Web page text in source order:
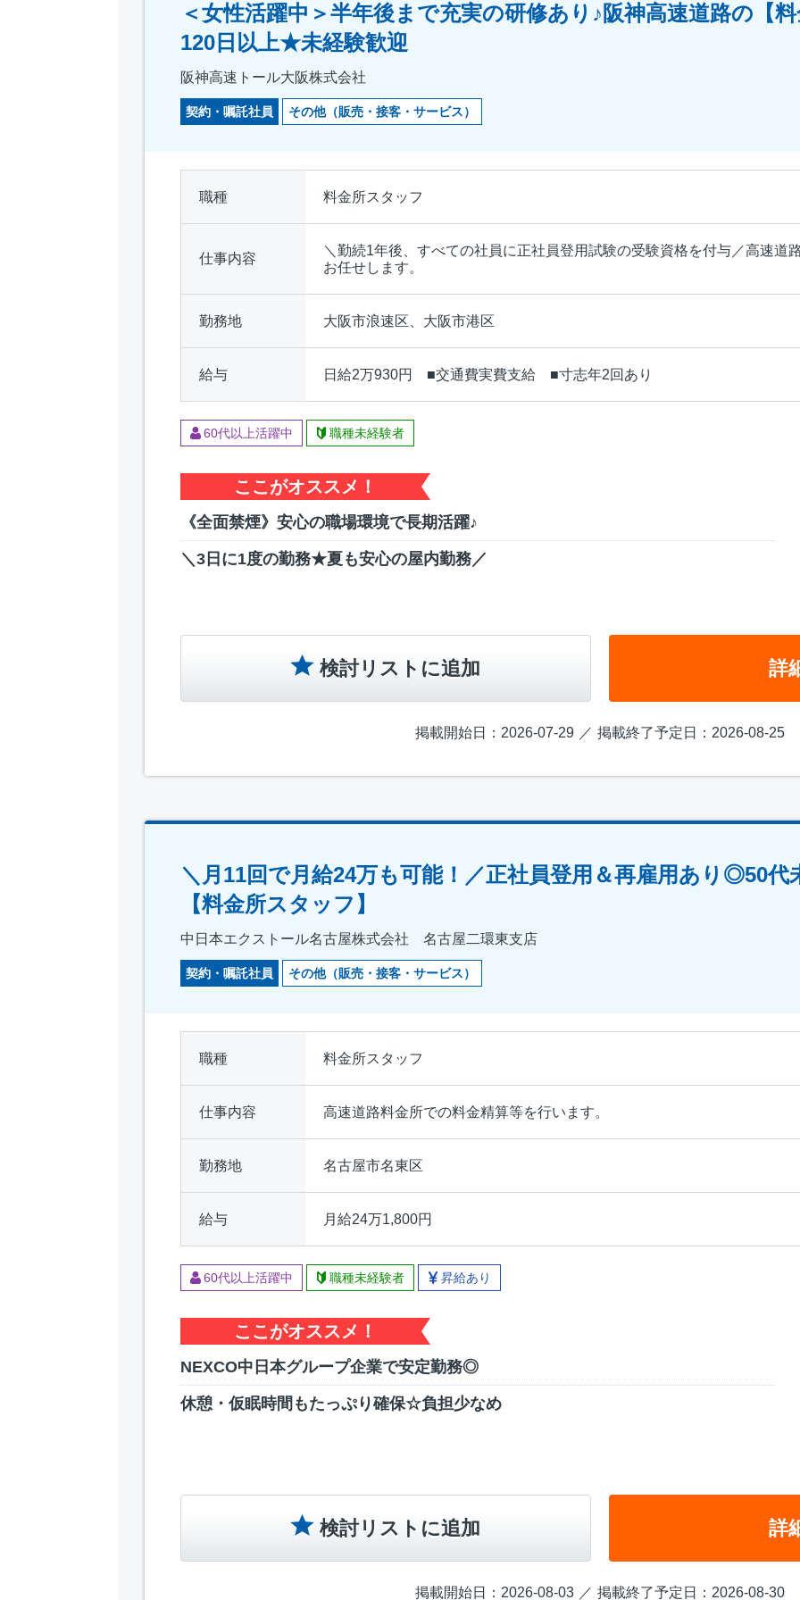
＜女性活躍中＞半年後まで充実の研修あり♪阪神高速道路の【
120日以上★未経験歓迎
阪神高速トール大阪株式会社
契約・嘱託社員 その他（販売・接客・サービス）
職種 料金所スタッフ
仕事内容
＼勤続1年後、すべての社員に正社員登用試験の受験資格を付与／高速道
お任せします。
勤務地 大阪市浪速区、大阪市港区
給与 日給2万930円 ■交通費実費支給 ■寸志年2回あり
60代以上活躍中 職種未経験者
ここがオススメ！
《全面禁煙》安心の職場環境で長期活躍♪
＼3日に1度の勤務★夏も安心の屋内勤務／
検討リストに追加 詳
掲載開始日：2026-07-29 掲載終了予定日：2026-08-25
＼月11回で月給24万も可能！／正社員登用＆再雇用あり◎50代
【料金所スタッフ】
中日本エクストール名古屋株式会社 名古屋二環東支店
契約・嘱託社員 その他（販売・接客・サービス）
職種 料金所スタッフ
仕事内容 高速道路料金所での料金精算等を行います。
勤務地 名古屋市名東区
給与 月給24万1,800円
60代以上活躍中 職種未経験者 昇給あり
ここがオススメ！
NEXCO中日本グループ企業で安定勤務◎
休憩・仮眠時間もたっぷり確保☆負担少なめ
検討リストに追加 詳
掲載開始日：2026-08-03 掲載終了予定日：2026-08-30